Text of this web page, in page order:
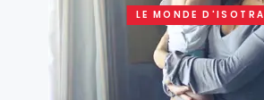
LE MONDE D'ISOTRA